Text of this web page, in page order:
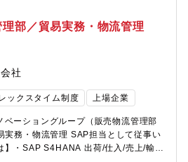
、潜在的な協業パートナーの探索・
。また、すでに進行中の複数プロジェ
場調査を実施し、市場ニーズを的確に
す。◆新規事業企画・推進市場動向調
ジェクトの企画・推進を担っていた
ライチェーンの構築（拡大、新規開
用される方には主にサプライチェーン
外の企業との連携や、社内技術部門と
、社内外を問わず高い関係構築力が求
推進のためにM&Aが必要となった場
理部／貿易実務・物流管理
社
ックスタイム制度 上場企業
ベーショングループ（販売物流管理部
実務・物流管理 SAP担当として従事い
】・SAP S4HANA 出荷/仕入/売上/輸